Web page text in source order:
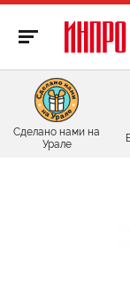
Сделано нами на
Урале